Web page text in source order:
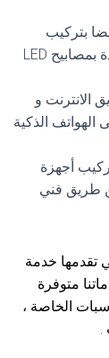
بتركيب
كاميرات مخفية تتميز بالدقة العالية و مزودة بمصابيح LED
الانترنت و
الذكية
أجهزة
طريق فني
تقدمها خدمة
متوفرة
الخاصة ،
.